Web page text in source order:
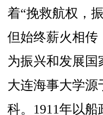
着“挽救航权，
但始终薪火相传
为振兴和发展
大连海事大学源
科。 1911年以船